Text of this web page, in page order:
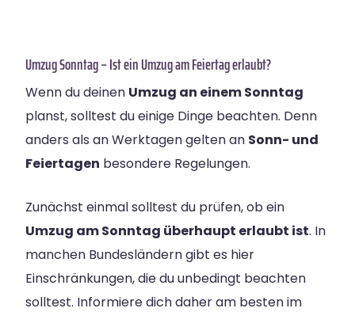
Umzug Sonntag – Ist ein Umzug am Feiertag erlaubt?
Wenn du deinen Umzug an einem Sonntag
planst, solltest du einige Dinge beachten. Denn
anders als an Werktagen gelten an Sonn- und
Feiertagen besondere Regelungen.
Zunächst einmal solltest du prüfen, ob ein
Umzug am Sonntag überhaupt erlaubt ist. In
manchen Bundesländern gibt es hier
Einschränkungen, die du unbedingt beachten
solltest. Informiere dich daher am besten im